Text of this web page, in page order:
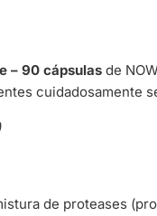
– 90 cápsulas de
cuidadosamente
de proteases